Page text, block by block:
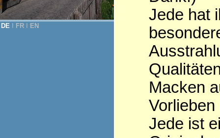
DE FR EN
Jede hat
Macken
Vorlieben
Jede ist